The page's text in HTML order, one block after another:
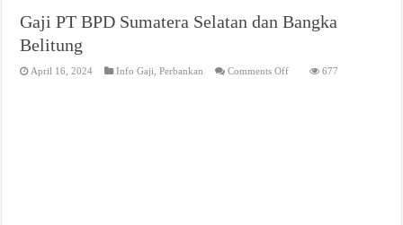
Gaji PT BPD Sumatera Selatan dan Bangka
Belitung
April 16, 2024 Info Gaji ,Perbankan Comments Offon
677